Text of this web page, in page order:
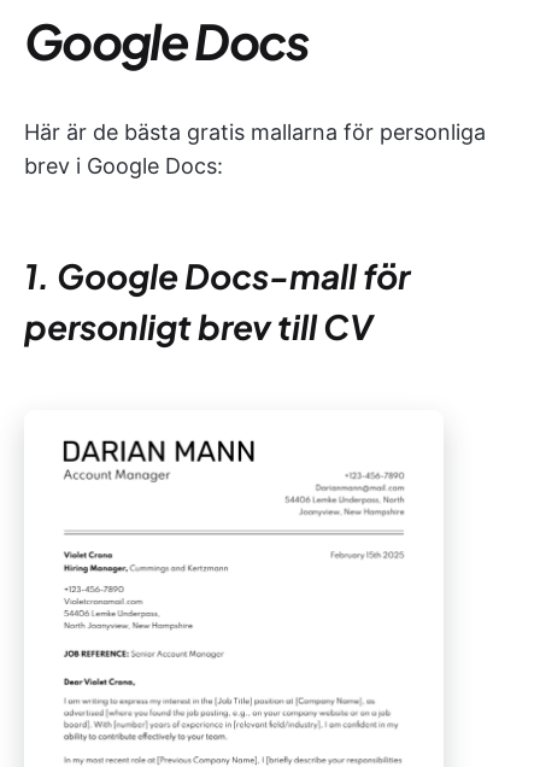
Google Docs
Här är de bästa gratis mallarna för personliga
brev i Google Docs:
1. Google Docs-mall för
personligt brev till CV